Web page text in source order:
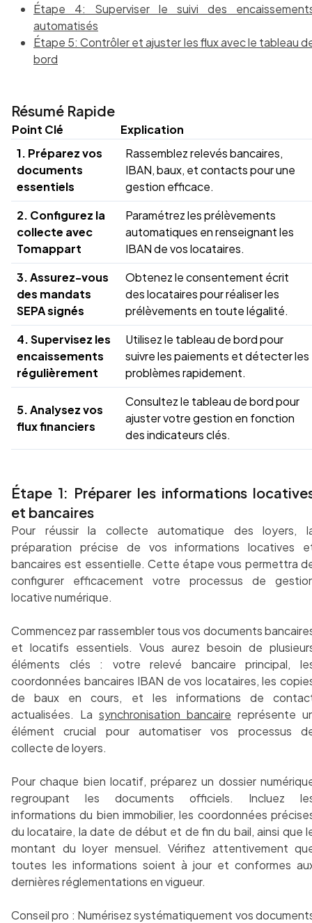
Étape 4: Superviser le suivi des
automatisés
Étape 5: Contrôler et ajuster les flux avec le tableau
bord
Résumé Rapide
Point Clé
Explication
1. Préparez vos
documents
essentiels
Rassemblez relevés bancaires,
IBAN, baux, et contacts pour une
gestion efficace.
2. Configurez la
collecte avec
Tomappart
Paramétrez les prélèvements
automatiques en renseignant les
IBAN de vos locataires.
3. Assurez-vous
des mandats
SEPA signés
Obtenez le consentement écrit
des locataires pour réaliser les
prélèvements en toute légalité.
4. Supervisez les
encaissements
régulièrement
Utilisez le tableau de bord pour
suivre les paiements et détecter les
problèmes rapidement.
5. Analysez vos
flux financiers
Consultez le tableau de bord pour
ajuster votre gestion en fonction
des indicateurs clés.
Étape 1: Préparer les informations
et bancaires
Pour réussir la collecte automatique des loyers,
préparation précise de vos informations locatives
bancaires est essentielle. Cette étape vous permettra
configurer efficacement votre processus de
locative numérique.
Commencez par rassembler tous vos documents
et locatifs essentiels. Vous aurez besoin de
éléments clés : votre relevé bancaire principal,
coordonnées bancaires IBAN de vos locataires, les
de baux en cours, et les informations de
actualisées. La synchronisation bancaire représente
élément crucial pour automatiser vos processus
collecte de loyers.
Pour chaque bien locatif, préparez un dossier
regroupant les documents officiels. Incluez
informations du bien immobilier, les coordonnées
du locataire, la date de début et de fin du bail, ainsi que
montant du loyer mensuel. Vérifiez attentivement
toutes les informations soient à jour et conformes
dernières réglementations en vigueur.
Conseil pro : Numérisez systématiquement vos